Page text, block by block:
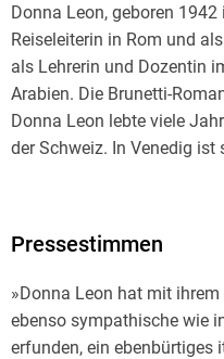
Donna Leon, geboren
Reiseleiterin in Rom und
als Lehrerin und Dozentin
Arabien. Die Brunetti-
Donna Leon lebte viele
der Schweiz. In Venedig
Pressestimmen
»Donna Leon hat mit
ebenso sympathische wie
erfunden, ein ebenbürtiges